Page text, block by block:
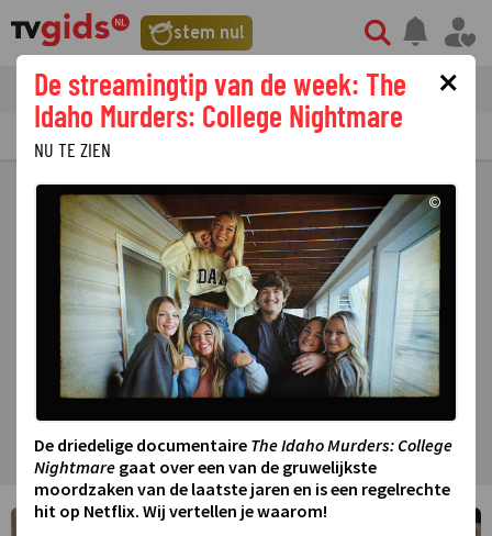
stem nu!
tvgids streaming nieuws
PRIMETIME GEMIST
×
De streamingtip van de week: The
Idaho Murders: College Nightmare
NU TE ZIEN
©
De driedelige documentaire The Idaho Murders: College
Nightmare gaat over een van de gruwelijkste
moordzaken van de laatste jaren en is een regelrechte
hit op Netflix. Wij vertellen je waarom!